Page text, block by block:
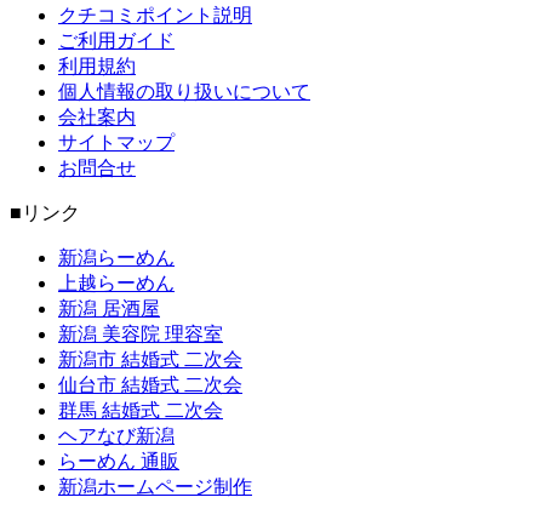
クチコミポイント説明
ご利用ガイド
利用規約
個人情報の取り扱いについて
会社案内
サイトマップ
お問合せ
■リンク
新潟らーめん
上越らーめん
新潟 居酒屋
新潟 美容院 理容室
新潟市 結婚式 二次会
仙台市 結婚式 二次会
群馬 結婚式 二次会
ヘアなび新潟
らーめん 通販
新潟ホームページ制作